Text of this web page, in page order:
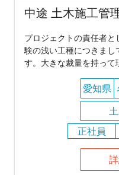
中途 土木施工管
プロジェクトの責任者
験の浅い工種につきまし
す。大きな裁量を持って
愛知県
正社員